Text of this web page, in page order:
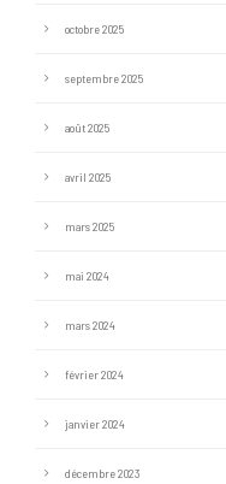
octobre 2025
septembre 2025
août 2025
avril 2025
mars 2025
mai 2024
mars 2024
février 2024
janvier 2024
décembre 2023